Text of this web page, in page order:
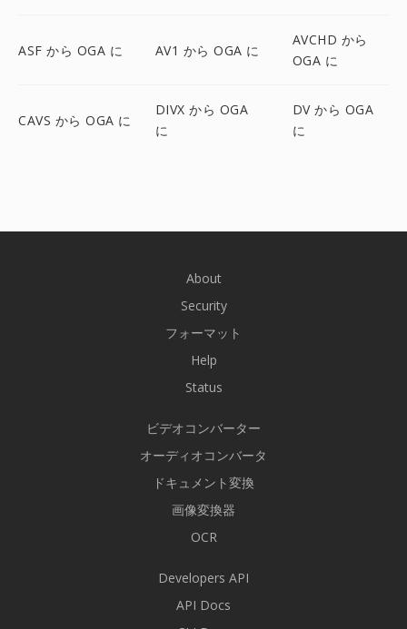
ASF から OGA に AV1 から OGA に
AVCHD から
OGA に
CAVS から OGA に
DIVX から OGA
に
DV から OGA
に
About
Security
フォーマット
Help
Status
ビデオコンバーター
オーディオコンバータ
ドキュメント変換
画像変換器
OCR
Developers API
API Docs